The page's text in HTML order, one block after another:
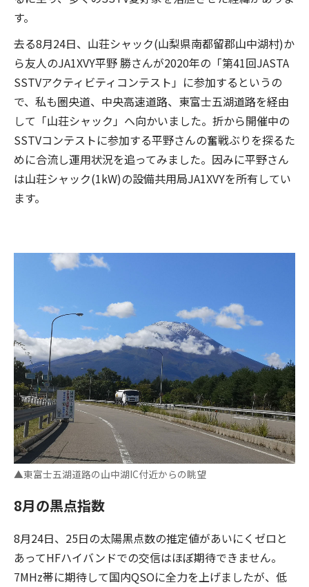
す。
去る8月24日、山荘シャック(山梨県南都留郡山中湖村)か
ら友人のJA1XVY平野 勝さんが2020年の「第41回JASTA
SSTVアクティビティコンテスト」に参加するというの
で、私も圏央道、中央高速道路、東富士五湖道路を経由
して「山荘シャック」へ向かいました。折から開催中の
SSTVコンテストに参加する平野さんの奮戦ぶりを探るた
めに合流し運用状況を追ってみました。因みに平野さん
は山荘シャック(1kW)の設備共用局JA1XVYを所有してい
ます。
▲東富士五湖道路の山中湖IC付近からの眺望
8月の黒点指数
8月24日、25日の太陽黒点数の推定値があいにくゼロと
あってHFハイバンドでの交信はほぼ期待できません。
7MHz帯に期待して国内QSOに全力を上げましたが、低